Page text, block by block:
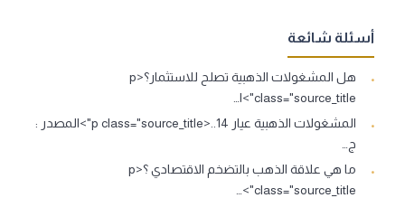
أسئلة شائعة
هل المشغولات الذهبية تصلح للاستثمار؟<p
class="source_title">ا…
المشغولات الذهبية عيار 14..<p class="source_title">المصدر :
ج…
ما هي علاقة الذهب بالتضخم الاقتصادي ؟<p
class="source_title">…